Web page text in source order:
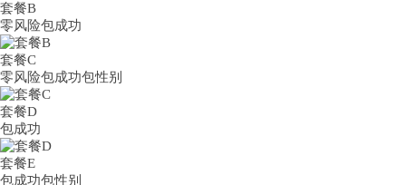
套餐B
零风险包成功
套餐C
零风险包成功包性别
套餐D
包成功
套餐E
包成功包性别